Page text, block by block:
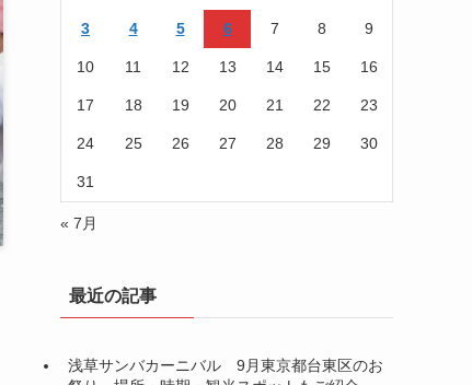
3 4 5 6 7 8 9
10 11 12 13 14 15 16
17 18 19 20 21 22 23
24 25 26 27 28 29 30
31
« 7月
最近の記事
浅草サンバカーニバル 9月東京都台東区のお